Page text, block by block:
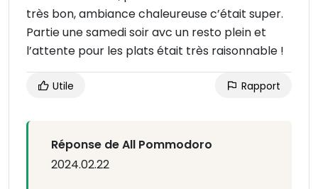
très bon, ambiance chaleureuse c’était super.
Partie une samedi soir avc un resto plein et
l’attente pour les plats était très raisonnable !
Utile Rapport
Réponse de All Pommodoro
2024.02.22